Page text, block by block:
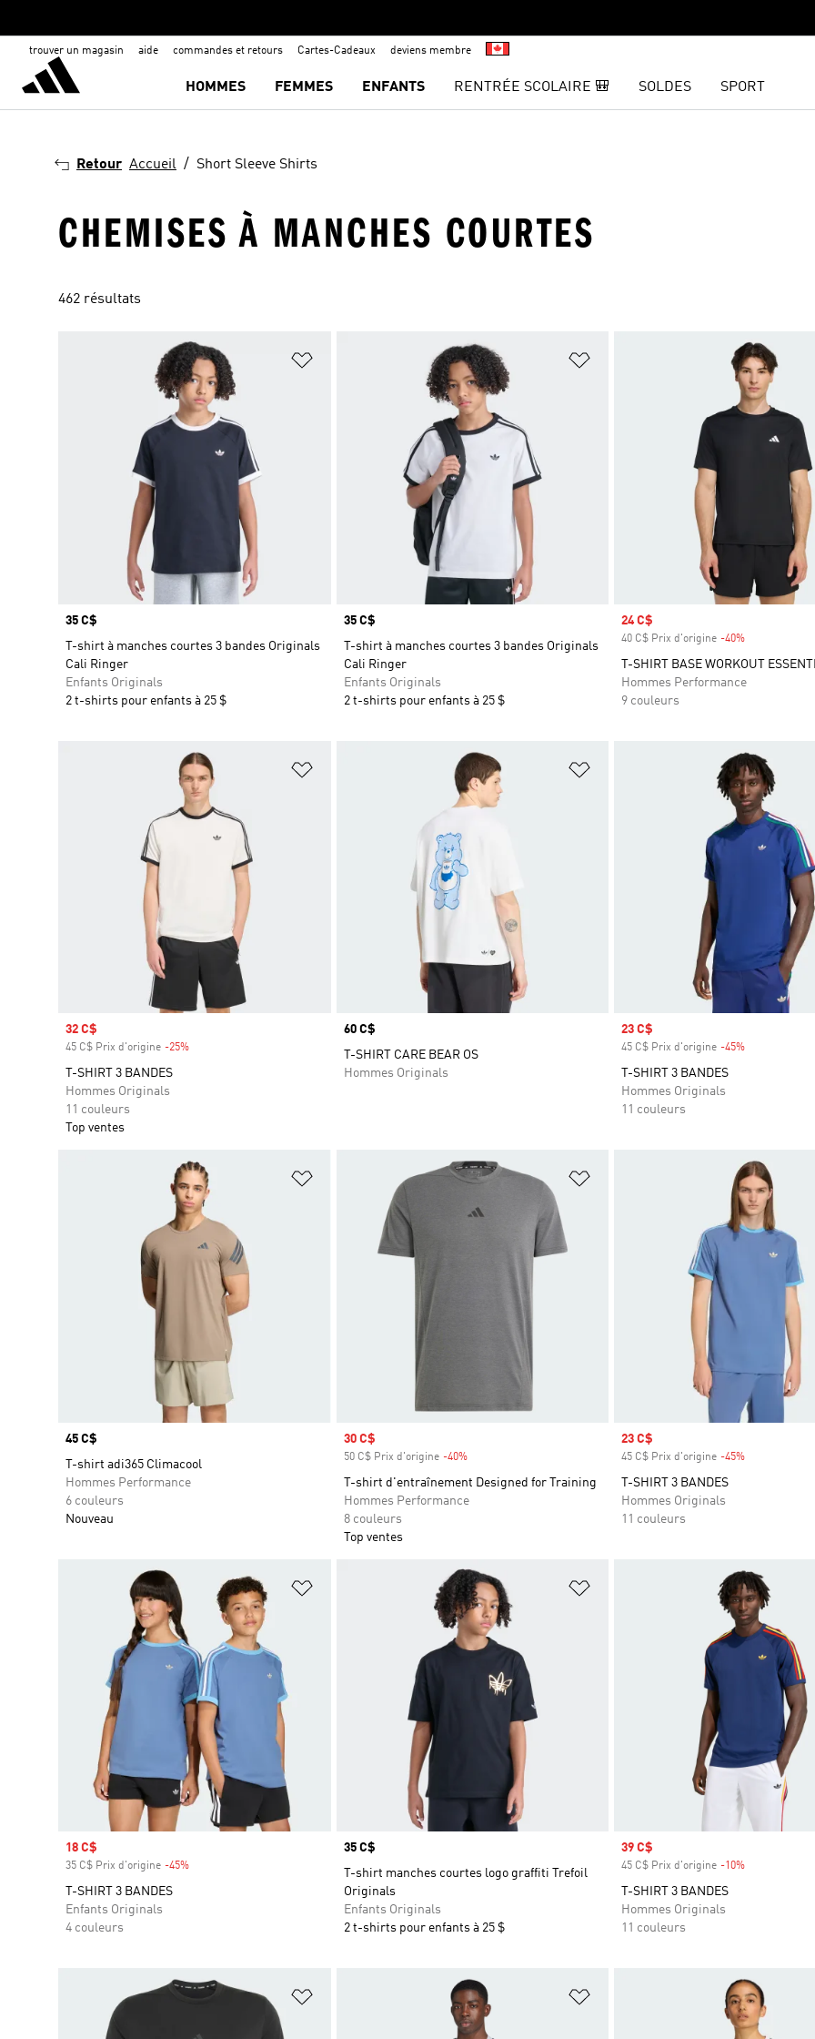
trouver un magasin aide commandes et retours Cartes-Cadeaux deviens membre
HOMMES FEMMES ENFANTS RENTRÉE SCOLAIRE 🎒 SOLDES SPORT
Retour Accueil Short Sleeve Shirts
CHEMISES À MANCHES COURTES
462 résultats
Ajouter à la Liste de produits favoris
Prix
35 C$
T-shirt à manches courtes 3 bandes Originals
Cali Ringer
Enfants Originals
2 t-shirts pour enfants à 25 $
Ajouter à la Liste de produits
Prix
35 C$
T-shirt à manches courtes 3 bandes Originals
Cali Ringer
Enfants Originals
2 t-shirts pour enfants à 25 $
Prix soldé
24 C$
40 C$ Prix d'origine -40%
T-SHIRT BASE WORKOUT
Hommes Performance
9 couleurs
Ajouter à la Liste de produits favoris
Prix soldé
32 C$
45 C$ Prix d'origine -25%
T-SHIRT 3 BANDES
Hommes Originals
11 couleurs
Top ventes
Ajouter à la Liste de produits
Prix
60 C$
T-SHIRT CARE BEAR OS
Hommes Originals
Prix soldé
23 C$
45 C$ Prix d'origine -45%
T-SHIRT 3 BANDES
Hommes Originals
11 couleurs
Ajouter à la Liste de produits favoris
Prix
45 C$
T-shirt adi365 Climacool
Hommes Performance
6 couleurs
Nouveau
Ajouter à la Liste de produits
Prix soldé
30 C$
50 C$ Prix d'origine -40%Rabais
T-shirt d'entraînement Designed for Training
Hommes Performance
8 couleurs
Top ventes
Prix soldé
23 C$
45 C$ Prix d'origine -45%
T-SHIRT 3 BANDES
Hommes Originals
11 couleurs
Ajouter à la Liste de produits favoris
Prix soldé
18 C$
35 C$ Prix d'origine -45%
T-SHIRT 3 BANDES
Enfants Originals
4 couleurs
Ajouter à la Liste de produits
Prix
35 C$
T-shirt manches courtes logo graffiti Trefoil
Originals
Enfants Originals
2 t-shirts pour enfants à 25 $
Prix soldé
39 C$
45 C$ Prix d'origine -10%
T-SHIRT 3 BANDES
Hommes Originals
11 couleurs
Ajouter à la Liste de produits favoris Ajouter à la Liste de produits